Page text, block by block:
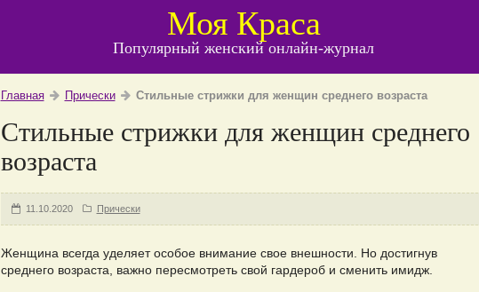
Моя Краса
Популярный женский онлайн-журнал
Главная Прически Стильные стрижки для женщин среднего возраста
Стильные стрижки для женщин среднего
возраста
11.10.2020 Прически
Женщина всегда уделяет особое внимание свое внешности. Но достигнув
среднего возраста, важно пересмотреть свой гардероб и сменить имидж.